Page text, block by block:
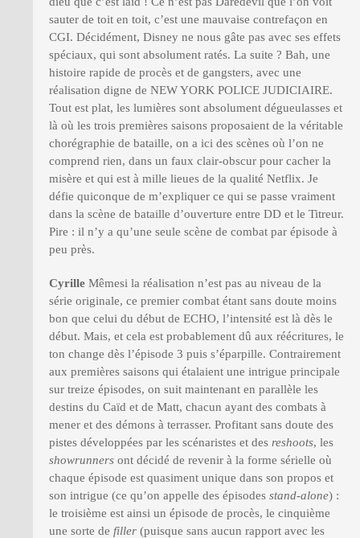
sauter de toit en toit, c’est une mauvaise contrefaçon en
CGI. Décidément, Disney ne nous gâte pas avec ses effets
spéciaux, qui sont absolument ratés. La suite ? Bah, une
histoire rapide de procès et de gangsters, avec une
réalisation digne de NEW YORK POLICE JUDICIAIRE.
Tout est plat, les lumières sont absolument dégueulasses et
là où les trois premières saisons proposaient de la véritable
chorégraphie de bataille, on a ici des scènes où l’on ne
comprend rien, dans un faux clair-obscur pour cacher la
misère et qui est à mille lieues de la qualité Netflix. Je
défie quiconque de m’expliquer ce qui se passe vraiment
dans la scène de bataille d’ouverture entre DD et le Titreur.
Pire : il n’y a qu’une seule scène de combat par épisode à
peu près.
Cyrille Mêmesi la réalisation n’est pas au niveau de la
série originale, ce premier combat étant sans doute moins
bon que celui du début de ECHO, l’intensité est là dès le
début. Mais, et cela est probablement dû aux réécritures, le
ton change dès l’épisode 3 puis s’éparpille. Contrairement
aux premières saisons qui étalaient une intrigue principale
sur treize épisodes, on suit maintenant en parallèle les
destins du Caïd et de Matt, chacun ayant des combats à
mener et des démons à terrasser. Profitant sans doute des
pistes développées par les scénaristes et des reshoots, les
showrunners ont décidé de revenir à la forme sérielle où
chaque épisode est quasiment unique dans son propos et
son intrigue (ce qu’on appelle des épisodes stand-alone) :
le troisième est ainsi un épisode de procès, le cinquième
une sorte de filler (puisque sans aucun rapport avec les